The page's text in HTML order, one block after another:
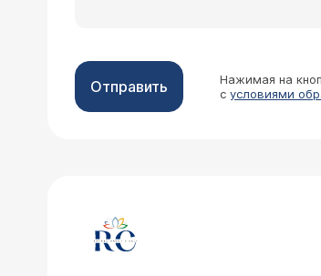
Отправить
Нажимая на
с условиями